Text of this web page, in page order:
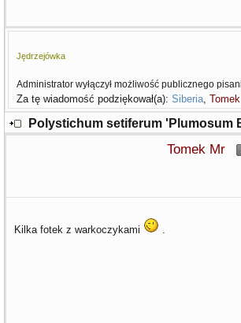
Jędrzejówka
Administrator wyłączył możliwość publicznego
Za tę wiadomość podziękował(a): Siberia,
Polystichum setiferum 'Plumosum
Tomek Mr
Kilka fotek z warkoczykami .